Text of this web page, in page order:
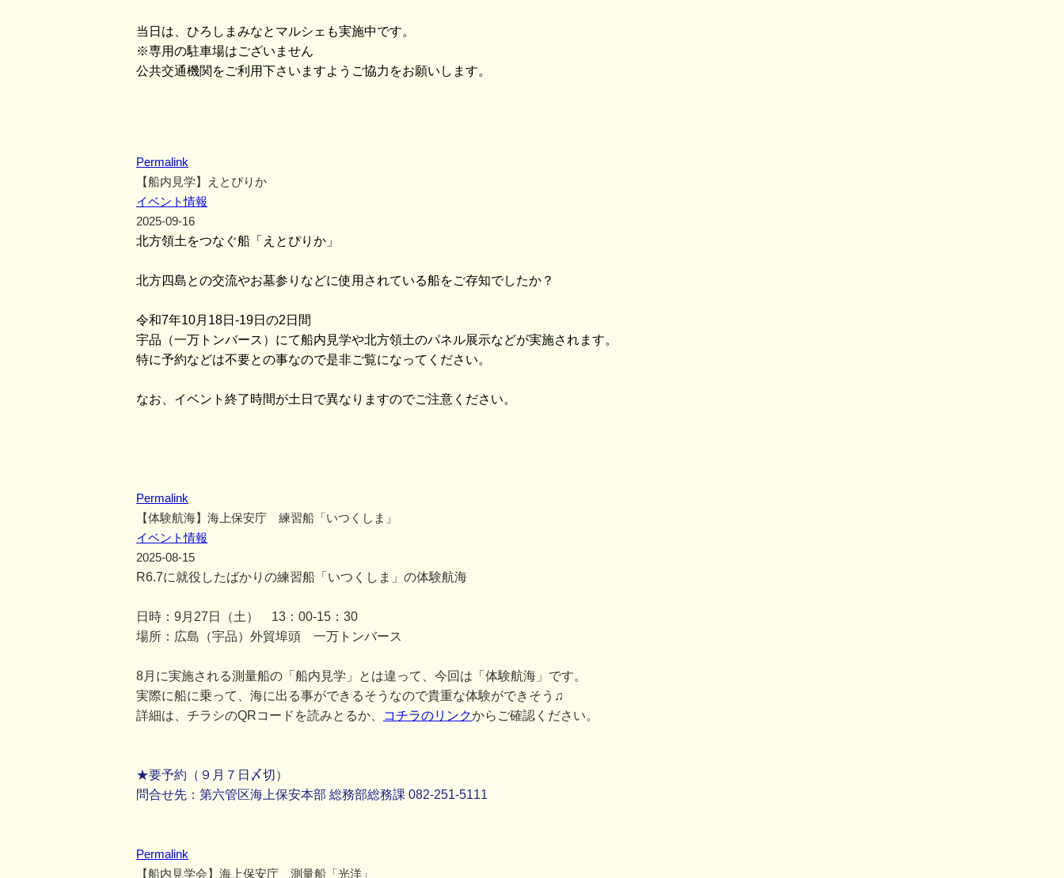
当日は、ひろしまみなとマルシェも実施中です。
※専用の駐車場はございません
公共交通機関をご利用下さいますようご協力をお願いします。
Permalink
【船内見学】えとぴりか
イベント情報
2025-09-16
北方領土をつなぐ船「えとぴりか」
北方四島との交流やお墓参りなどに使用されている船をご存知でしたか？
令和7年10月18日-19日の2日間
宇品（一万トンバース）にて船内見学や北方領土のパネル展示などが実施されます。
特に予約などは不要との事なので是非ご覧になってください。
なお、イベント終了時間が土日で異なりますのでご注意ください。
Permalink
【体験航海】海上保安庁 練習船「いつくしま」
イベント情報
2025-08-15
R6.7に就役したばかりの練習船「いつくしま」の体験航海
日時：9月27日（土） 13：00-15：30
場所：広島（宇品）外貿埠頭 一万トンバース
8月に実施される測量船の「船内見学」とは違って、今回は「体験航海」です。
実際に船に乗って、海に出る事ができるそうなので貴重な体験ができそう♫
詳細は、チラシのQRコードを読みとるか、
コチラのリンクからご確認ください。
★要予約（９月７日〆切）
問合せ先：第六管区海上保安本部 総務部総務課 082-251-5111
Permalink
【船内見学会】海上保安庁 測量船「光洋」